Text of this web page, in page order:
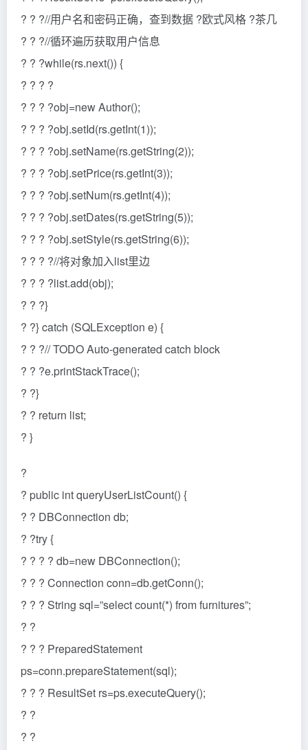
? ? ?//用户名和密码正确，查到数据 ?欧式风格 ?茶几
? ? ?//循环遍历获取用户信息
? ? ?while(rs.next()) {
? ? ? ?
? ? ? ?obj=new Author();
? ? ? ?obj.setId(rs.getInt(1));
? ? ? ?obj.setName(rs.getString(2));
? ? ? ?obj.setPrice(rs.getInt(3));
? ? ? ?obj.setNum(rs.getInt(4));
? ? ? ?obj.setDates(rs.getString(5));
? ? ? ?obj.setStyle(rs.getString(6));
? ? ? ?//将对象加入list里边
? ? ? ?list.add(obj);
? ? ?}
? ?} catch (SQLException e) {
? ? ?// TODO Auto-generated catch block
? ? ?e.printStackTrace();
? ?}
? ? return list;
? }
?
? public int queryUserListCount() {
? ? DBConnection db;
? ?try {
? ? ? ? db=new DBConnection();
? ? ? Connection conn=db.getConn();
? ? ? String sql=”select count(*) from furnitures”;
? ?
? ? ? PreparedStatement
ps=conn.prepareStatement(sql);
? ? ? ResultSet rs=ps.executeQuery();
? ?
? ?